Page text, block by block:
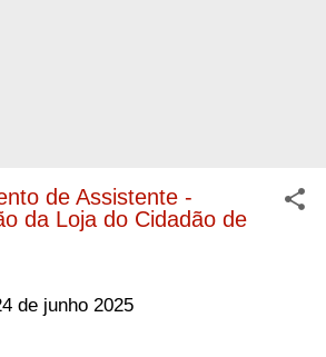
de Assistente -
da Loja do Cidadão de
de junho 2025